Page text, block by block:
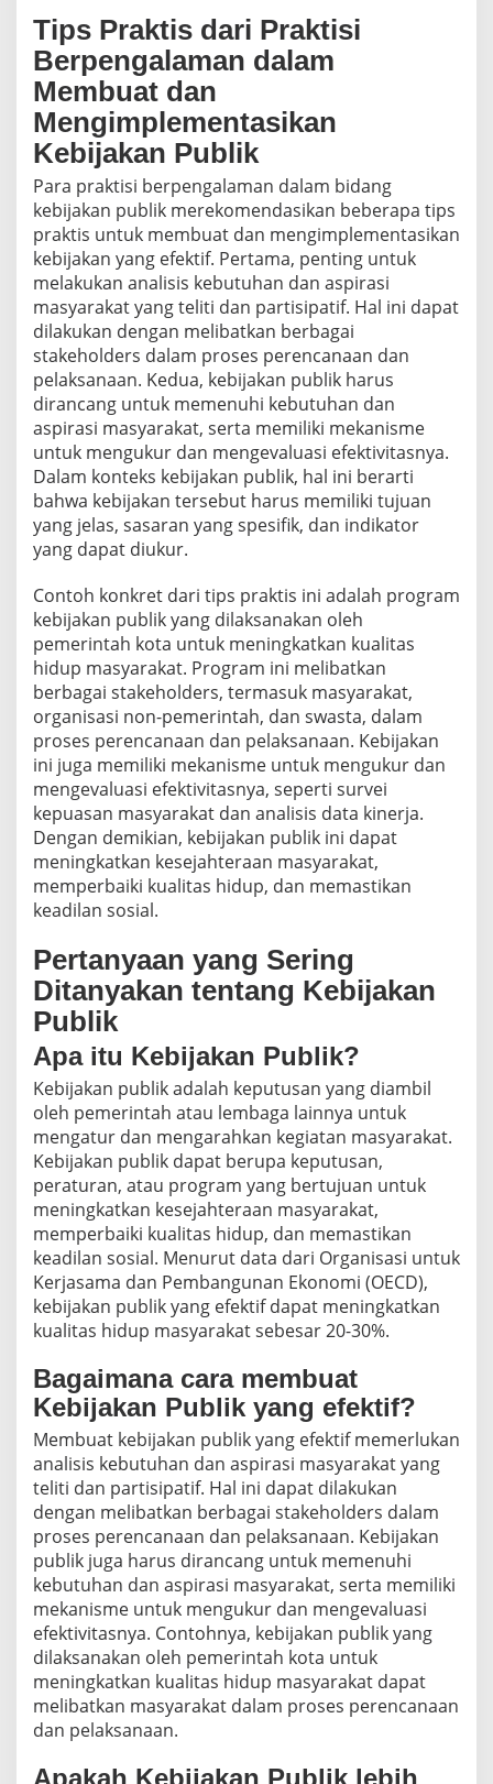
Tips Praktis dari Praktisi
Berpengalaman dalam
Membuat dan
Mengimplementasikan
Kebijakan Publik
Para praktisi berpengalaman dalam bidang
kebijakan publik merekomendasikan beberapa tips
praktis untuk membuat dan mengimplementasikan
kebijakan yang efektif. Pertama, penting untuk
melakukan analisis kebutuhan dan aspirasi
masyarakat yang teliti dan partisipatif. Hal ini dapat
dilakukan dengan melibatkan berbagai
stakeholders dalam proses perencanaan dan
pelaksanaan. Kedua, kebijakan publik harus
dirancang untuk memenuhi kebutuhan dan
aspirasi masyarakat, serta memiliki mekanisme
untuk mengukur dan mengevaluasi efektivitasnya.
Dalam konteks kebijakan publik, hal ini berarti
bahwa kebijakan tersebut harus memiliki tujuan
yang jelas, sasaran yang spesifik, dan indikator
yang dapat diukur.
Contoh konkret dari tips praktis ini adalah program
kebijakan publik yang dilaksanakan oleh
pemerintah kota untuk meningkatkan kualitas
hidup masyarakat. Program ini melibatkan
berbagai stakeholders, termasuk masyarakat,
organisasi non-pemerintah, dan swasta, dalam
proses perencanaan dan pelaksanaan. Kebijakan
ini juga memiliki mekanisme untuk mengukur dan
mengevaluasi efektivitasnya, seperti survei
kepuasan masyarakat dan analisis data kinerja.
Dengan demikian, kebijakan publik ini dapat
meningkatkan kesejahteraan masyarakat,
memperbaiki kualitas hidup, dan memastikan
keadilan sosial.
Pertanyaan yang Sering
Ditanyakan tentang Kebijakan
Publik
Apa itu Kebijakan Publik?
Kebijakan publik adalah keputusan yang diambil
oleh pemerintah atau lembaga lainnya untuk
mengatur dan mengarahkan kegiatan masyarakat.
Kebijakan publik dapat berupa keputusan,
peraturan, atau program yang bertujuan untuk
meningkatkan kesejahteraan masyarakat,
memperbaiki kualitas hidup, dan memastikan
keadilan sosial. Menurut data dari Organisasi untuk
Kerjasama dan Pembangunan Ekonomi (OECD),
kebijakan publik yang efektif dapat meningkatkan
kualitas hidup masyarakat sebesar 20-30%.
Bagaimana cara membuat
Kebijakan Publik yang efektif?
Membuat kebijakan publik yang efektif memerlukan
analisis kebutuhan dan aspirasi masyarakat yang
teliti dan partisipatif. Hal ini dapat dilakukan
dengan melibatkan berbagai stakeholders dalam
proses perencanaan dan pelaksanaan. Kebijakan
publik juga harus dirancang untuk memenuhi
kebutuhan dan aspirasi masyarakat, serta memiliki
mekanisme untuk mengukur dan mengevaluasi
efektivitasnya. Contohnya, kebijakan publik yang
dilaksanakan oleh pemerintah kota untuk
meningkatkan kualitas hidup masyarakat dapat
melibatkan masyarakat dalam proses perencanaan
dan pelaksanaan.
Apakah Kebijakan Publik lebih